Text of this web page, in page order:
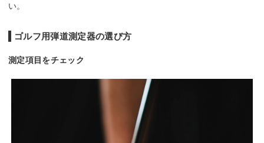
い。
ゴルフ用弾道測定器の選び方
測定項目をチェック